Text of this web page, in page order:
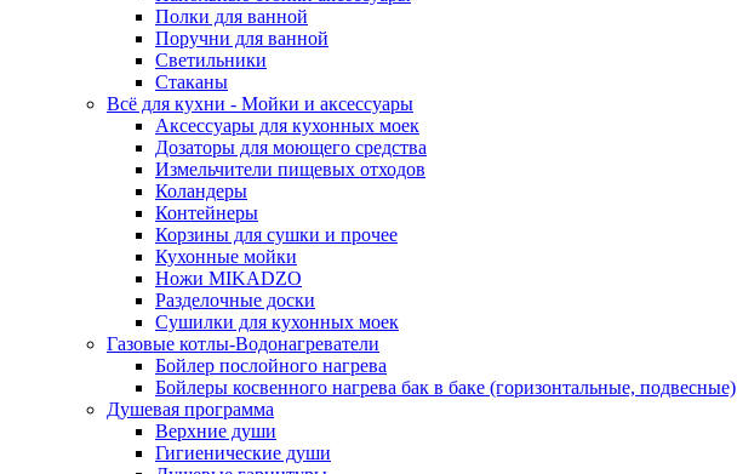
Полки для ванной
Поручни для ванной
Светильники
Стаканы
Всё для кухни - Мойки и аксессуары
Аксессуары для кухонных моек
Дозаторы для моющего средства
Измельчители пищевых отходов
Коландеры
Контейнеры
Корзины для сушки и прочее
Кухонные мойки
Ножи MIKADZO
Разделочные доски
Сушилки для кухонных моек
Газовые котлы-Водонагреватели
Бойлер послойного нагрева
Бойлеры косвенного нагрева бак в баке (горизонтальные, подвесные)
Душевая программа
Верхние души
Гигиенические души